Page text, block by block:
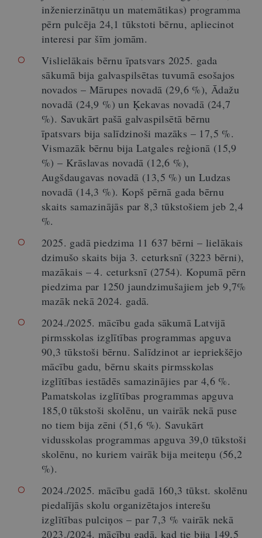
inženierzinātņu un matemātikas) programma
pērn pulcēja 24,1 tūkstoti bērnu, apliecinot
interesi par šīm jomām.
Vislielākais bērnu īpatsvars 2025. gada
sākumā bija galvaspilsētas tuvumā esošajos
novados – Mārupes novadā (29,6 %), Ādažu
novadā (24,9 %) un Ķekavas novadā (24,7
%). Savukārt pašā galvaspilsētā bērnu
īpatsvars bija salīdzinoši mazāks – 17,5 %.
Vismazāk bērnu bija Latgales reģionā (15,9
%) – Krāslavas novadā (12,6 %),
Augšdaugavas novadā (13,5 %) un Ludzas
novadā (14,3 %). Kopš pērnā gada bērnu
skaits samazinājās par 8,3 tūkstošiem jeb 2,4
%.
2025. gadā piedzima 11 637 bērni – lielākais
dzimušo skaits bija 3. ceturksnī (3223 bērni),
mazākais – 4. ceturksnī (2754). Kopumā pērn
piedzima par 1250 jaundzimušajiem jeb 9,7%
mazāk nekā 2024. gadā.
2024./2025. mācību gada sākumā Latvijā
pirmsskolas izglītības programmas apguva
90,3 tūkstoši bērnu. Salīdzinot ar iepriekšējo
mācību gadu, bērnu skaits pirmsskolas
izglītības iestādēs samazinājies par 4,6 %.
Pamatskolas izglītības programmas apguva
185,0 tūkstoši skolēnu, un vairāk nekā puse
no tiem bija zēni (51,6 %). Savukārt
vidusskolas programmas apguva 39,0 tūkstoši
skolēnu, no kuriem vairāk bija meiteņu (56,2
%).
2024./2025. mācību gadā 160,3 tūkst. skolēnu
piedalījās skolu organizētajos interešu
izglītības pulciņos – par 7,3 % vairāk nekā
2023./2024. mācību gadā, kad tie bija 149,5